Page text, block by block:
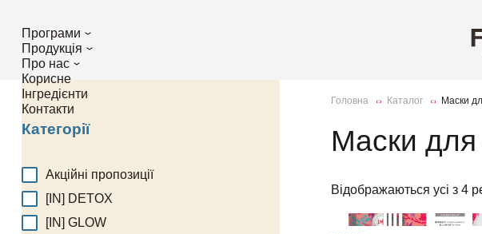
Програми
Продукція
Про нас
Корисне
Інгредієнти
Контакти
Головна Каталог Маски
Маски для
Відображаються усі з 4
Категорії
Акційні пропозиції
[IN] DETOX
[IN] GLOW